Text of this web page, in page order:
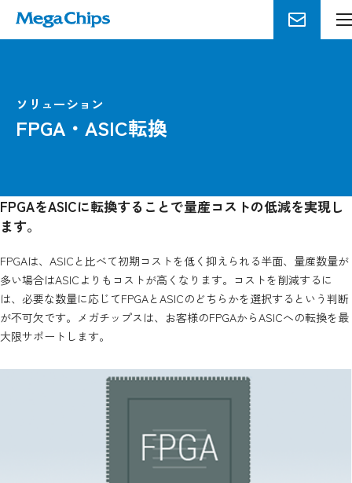
ソリューション
FPGA・ASIC転換
FPGAをASICに転換することで量産コストの低減を実現し
ます。
FPGAは、ASICと比べて初期コストを低く抑えられる半面、量産数量が
多い場合はASICよりもコストが高くなります。コストを削減するに
は、必要な数量に応じてFPGAとASICのどちらかを選択するという判断
が不可欠です。メガチップスは、お客様のFPGAからASICへの転換を最
大限サポートします。